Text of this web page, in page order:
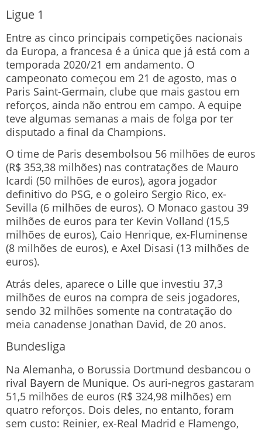
Ligue 1
Entre as cinco principais competições nacionais
da Europa, a francesa é a única que já está com a
temporada 2020/21 em andamento. O
campeonato começou em 21 de agosto, mas o
Paris Saint-Germain, clube que mais gastou em
reforços, ainda não entrou em campo. A equipe
teve algumas semanas a mais de folga por ter
disputado a final da Champions.
O time de Paris desembolsou 56 milhões de euros
(R$ 353,38 milhões) nas contratações de Mauro
Icardi (50 milhões de euros), agora jogador
definitivo do PSG, e o goleiro Sergio Rico, ex-
Sevilla (6 milhões de euros). O Monaco gastou 39
milhões de euros para ter Kevin Volland (15,5
milhões de euros), Caio Henrique, ex-Fluminense
(8 milhões de euros), e Axel Disasi (13 milhões de
euros).
Atrás deles, aparece o Lille que investiu 37,3
milhões de euros na compra de seis jogadores,
sendo 32 milhões somente na contratação do
meia canadense Jonathan David, de 20 anos.
Bundesliga
Na Alemanha, o Borussia Dortmund desbancou o
rival Bayern de Munique. Os auri-negros gastaram
51,5 milhões de euros (R$ 324,98 milhões) em
quatro reforços. Dois deles, no entanto, foram
sem custo: Reinier, ex-Real Madrid e Flamengo,